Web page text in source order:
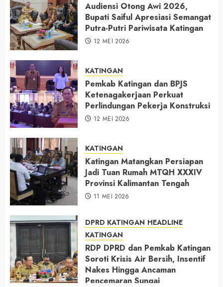
Audiensi Otong Awi 2026,
Bupati Saiful Apresiasi Semangat
Putra-Putri Pariwisata Katingan
12 MEI 2026
KATINGAN
Pemkab Katingan dan BPJS
Ketenagakerjaan Perkuat
Perlindungan Pekerja Konstruksi
12 MEI 2026
KATINGAN
Katingan Matangkan Persiapan
Jadi Tuan Rumah MTQH XXXIV
Provinsi Kalimantan Tengah
11 MEI 2026
DPRD KATINGAN HEADLINE
KATINGAN
RDP DPRD dan Pemkab Katingan
Soroti Krisis Air Bersih, Insentif
Nakes Hingga Ancaman
Pencemaran Sungai